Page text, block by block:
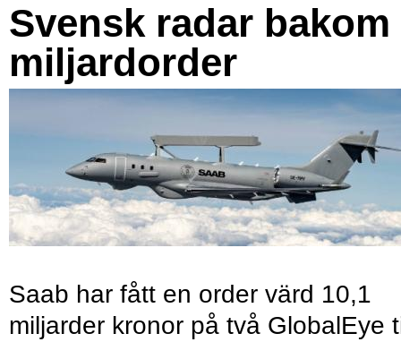
Svensk radar bakom
miljardorder
Saab har fått en order värd 10,1
miljarder kronor på två GlobalEye